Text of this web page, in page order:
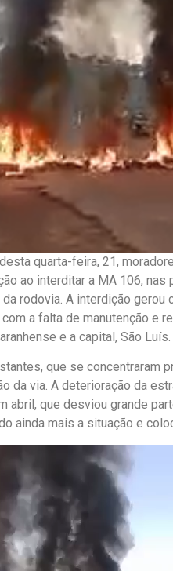
quarta-feira, 21,
ao interditar a MA 106,
rodovia. A interdição
a falta de manutenção e
e a capital, São Luís.
que se concentraram
da via. A deterioração da
abril, que desviou grande
ainda mais a situação e